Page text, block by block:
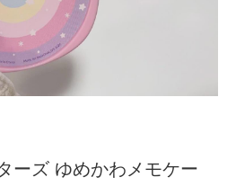
ーズ ゆめかわメモケー